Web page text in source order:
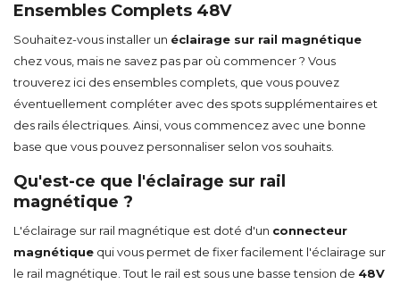
Ensembles Complets 48V
Souhaitez-vous installer un éclairage sur rail magnétique
chez vous, mais ne savez pas par où commencer ? Vous
trouverez ici des ensembles complets, que vous pouvez
éventuellement compléter avec des spots supplémentaires et
des rails électriques. Ainsi, vous commencez avec une bonne
base que vous pouvez personnaliser selon vos souhaits.
Qu'est-ce que l'éclairage sur rail
magnétique ?
L'éclairage sur rail magnétique est doté d'un connecteur
magnétique qui vous permet de fixer facilement l'éclairage sur
le rail magnétique. Tout le rail est sous une basse tension de 48V